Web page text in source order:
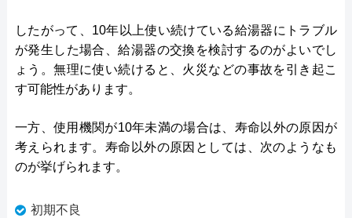
したがって、10年以上使い続けている給湯器にトラブル
が発生した場合、給湯器の交換を検討するのがよいでし
ょう。無理に使い続けると、火災などの事故を引き起こ
す可能性があります。
一方、使用機関が10年未満の場合は、寿命以外の原因が
考えられます。寿命以外の原因としては、次のようなも
のが挙げられます。
初期不良